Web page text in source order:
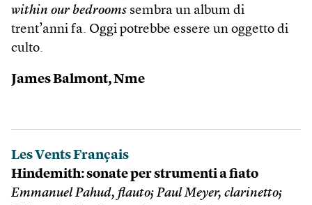
within our bedrooms sembra un album di
trent’anni fa. Oggi potrebbe essere un oggetto di
culto.
James Balmont, Nme
Les Vents Français
Hindemith: sonate per strumenti a fiato
Emmanuel Pahud, flauto; Paul Meyer, clarinetto;